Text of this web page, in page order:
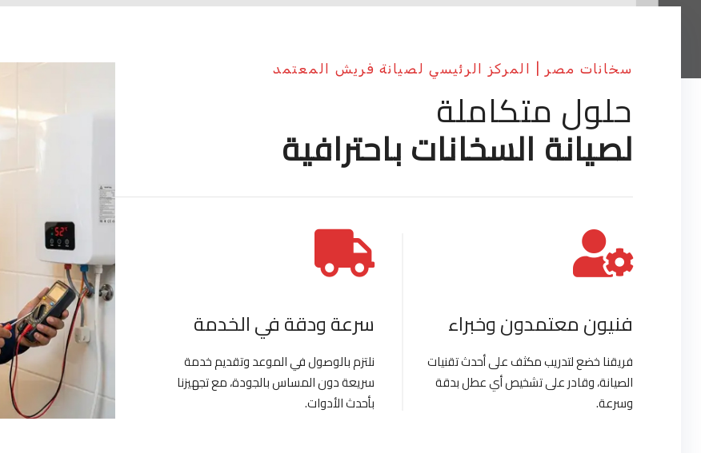
سخانات مصر | المركز الرئيسي لصيانة فريش المعتمد
حلول متكاملة
لصيانة السخانات باحترافية
فنيون معتمدون وخبراء
فريقنا خضع لتدريب مكثف على أحدث تقنيات
الصيانة، وقادر على تشخيص أي عطل بدقة
وسرعة.
سرعة ودقة في الخدمة
نلتزم بالوصول في الموعد وتقديم خدمة
سريعة دون المساس بالجودة، مع تجهيزنا
بأحدث الأدوات.